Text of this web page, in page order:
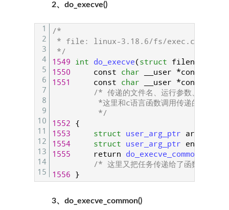
2、do_execve()
1
2
3
4
5
6
7
8
9
10
11
12
13
14
15
/*
* file: linux-3.18.6/fs/exec.c
*/
1549
int do_execve(struct filename
1550
const char __user *const
1551
const char __user *const
/* 传递的文件名、运行参数、环境变
*这里和c语言函数调用传递的参数有点不
*/
1552
{
1553
struct user_arg_ptr argv
1554
struct user_arg_ptr envp
1555
return do_execve_common
/* 这里又把任务传递给了函数
1556
}
3、do_execve_common()